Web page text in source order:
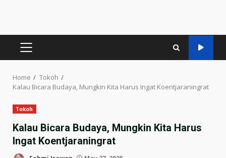
PRIMARY
Home
Tokoh
Kalau Bicara Budaya, Mungkin Kita Harus Ingat Koentjaraningrat
Tokoh
Kalau Bicara Budaya, Mungkin Kita Harus
Ingat Koentjaraningrat